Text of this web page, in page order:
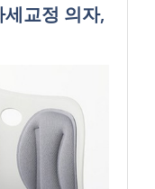
교정 의자,